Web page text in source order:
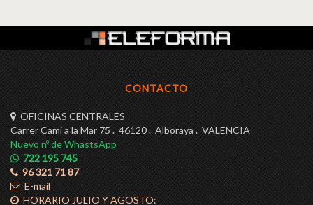
CONTACTO
OFICINAS CENTRALES
Carrer Cami a la Mar 75 . 46120 . Alboraya . VALENCIA
Nuevo nº de WhastsApp
722 195 745
96 321 71 87
E-mail
HORARIO JULIO Y AGOSTO: